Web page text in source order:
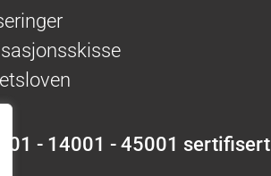
- 14001 - 45001 sertifisert